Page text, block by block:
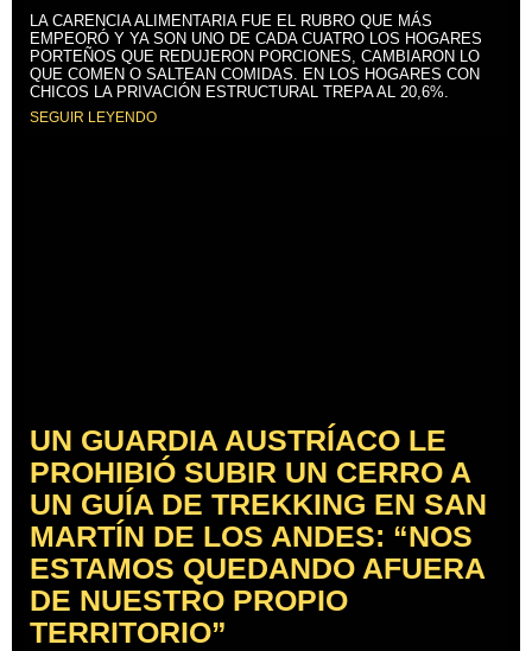
LA CARENCIA ALIMENTARIA FUE EL RUBRO QUE MÁS
EMPEORÓ Y YA SON UNO DE CADA CUATRO LOS HOGARES
PORTEÑOS QUE REDUJERON PORCIONES, CAMBIARON LO
QUE COMEN O SALTEAN COMIDAS. EN LOS HOGARES CON
CHICOS LA PRIVACIÓN ESTRUCTURAL TREPA AL 20,6%.
SEGUIR LEYENDO
UN GUARDIA AUSTRÍACO LE
PROHIBIÓ SUBIR UN CERRO A
UN GUÍA DE TREKKING EN SAN
MARTÍN DE LOS ANDES: “NOS
ESTAMOS QUEDANDO AFUERA
DE NUESTRO PROPIO
TERRITORIO”